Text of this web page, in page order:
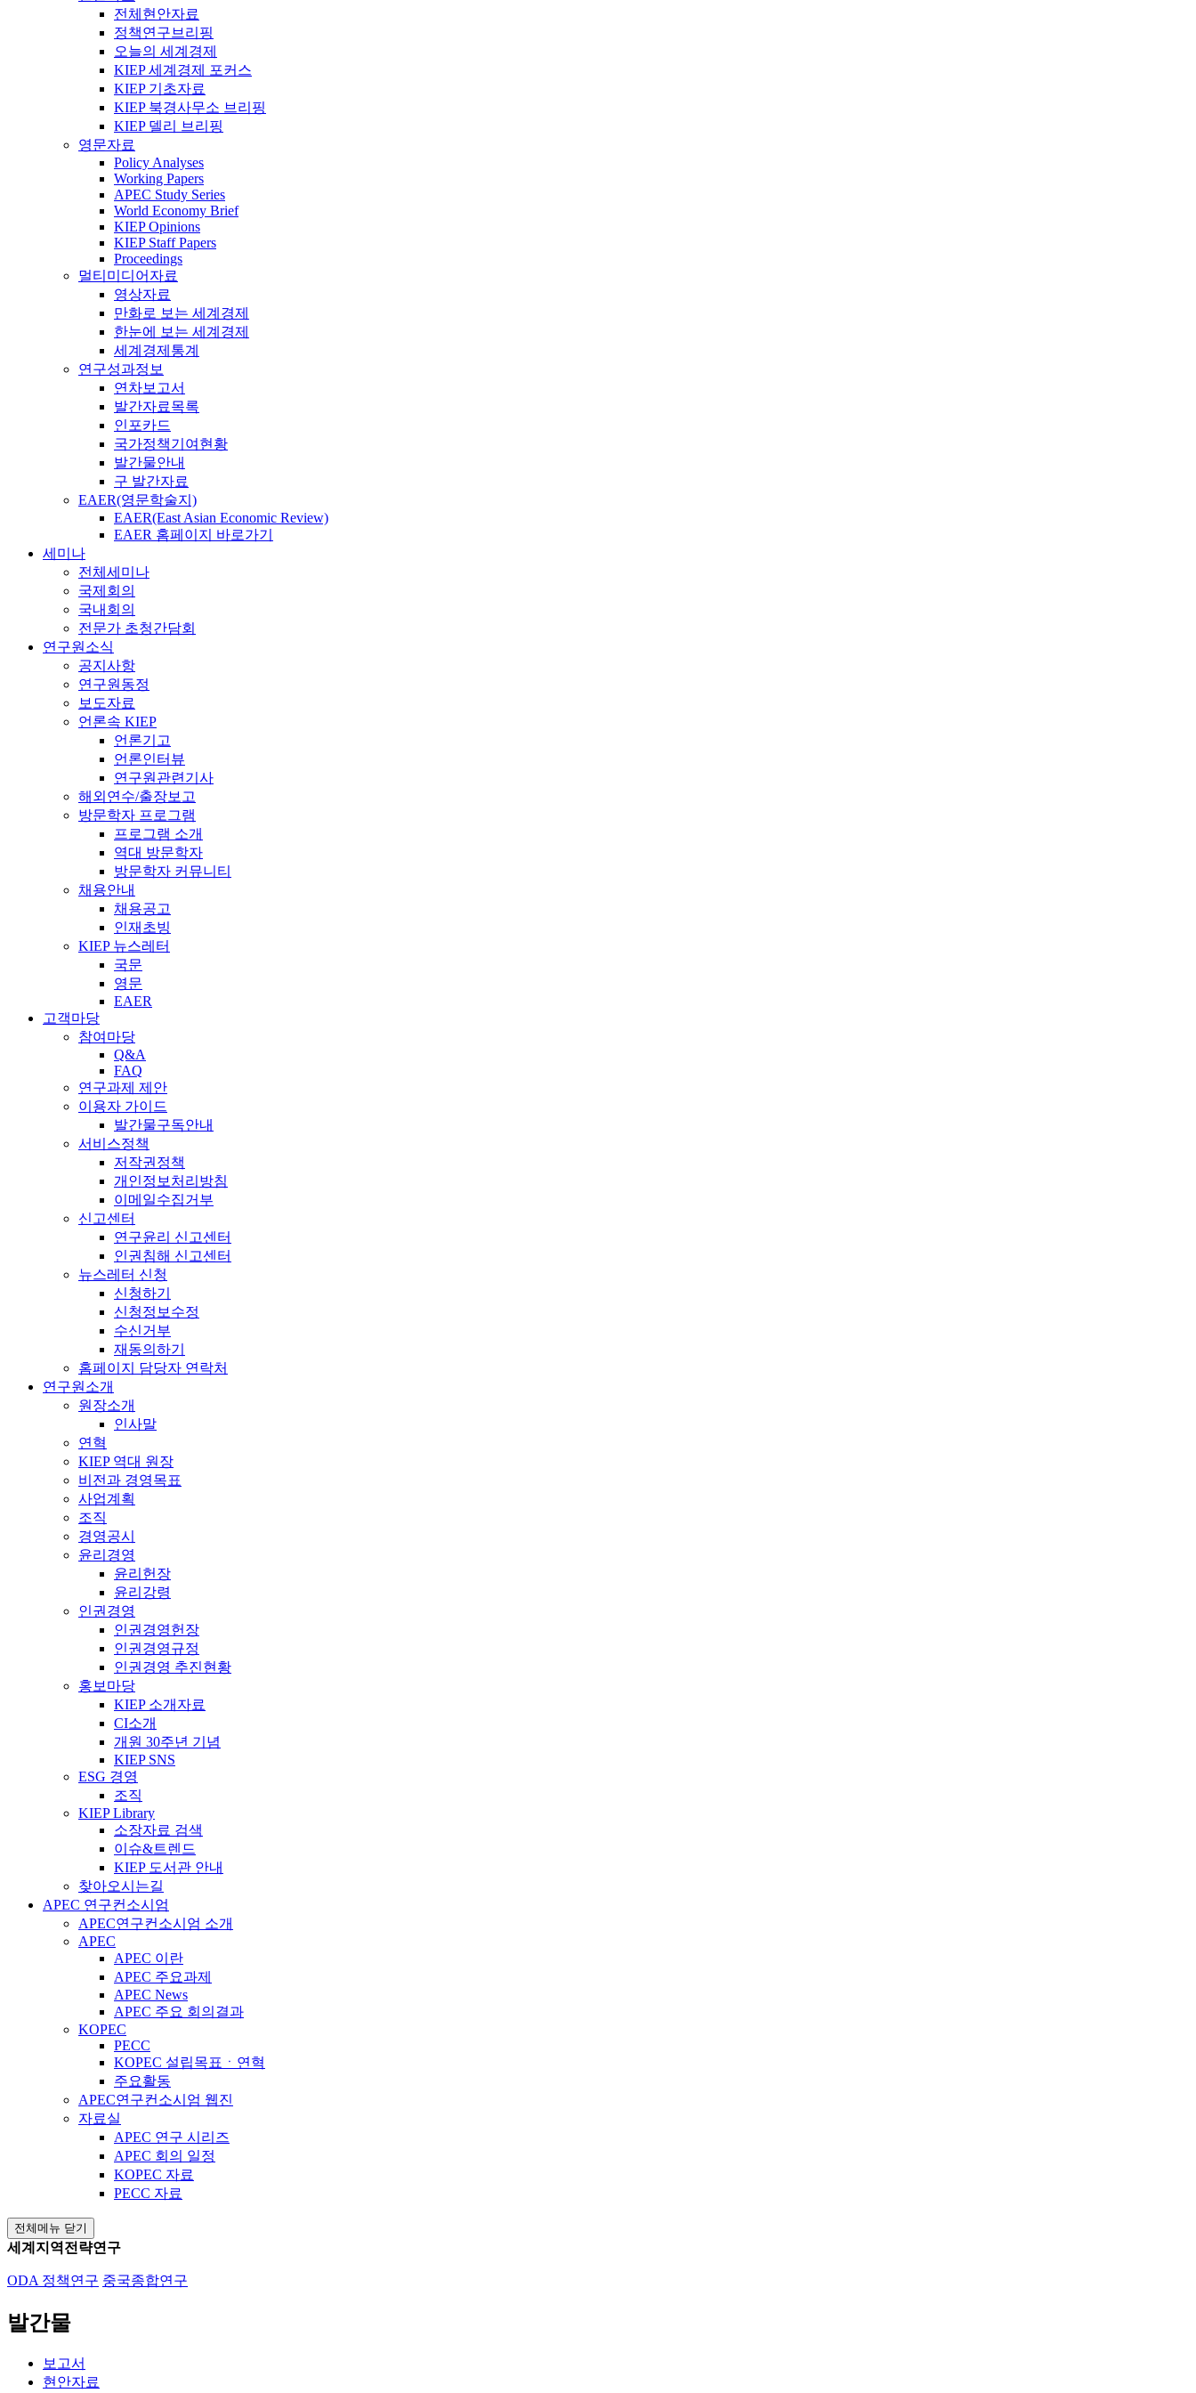
전체현안자료
정책연구브리핑
오늘의 세계경제
KIEP 세계경제 포커스
KIEP 기초자료
KIEP 북경사무소 브리핑
KIEP 델리 브리핑
영문자료
Policy Analyses
Working Papers
APEC Study Series
World Economy Brief
KIEP Opinions
KIEP Staff Papers
Proceedings
멀티미디어자료
영상자료
만화로 보는 세계경제
한눈에 보는 세계경제
세계경제통계
연구성과정보
연차보고서
발간자료목록
인포카드
국가정책기여현황
발간물안내
구 발간자료
EAER(영문학술지)
EAER(East Asian Economic Review)
EAER 홈페이지 바로가기
세미나
전체세미나
국제회의
국내회의
전문가 초청간담회
연구원소식
공지사항
연구원동정
보도자료
언론속 KIEP
언론기고
언론인터뷰
연구원관련기사
해외연수/출장보고
방문학자 프로그램
프로그램 소개
역대 방문학자
방문학자 커뮤니티
채용안내
채용공고
인재초빙
KIEP 뉴스레터
국문
영문
EAER
고객마당
참여마당
Q&A
FAQ
연구과제 제안
이용자 가이드
발간물구독안내
서비스정책
저작권정책
개인정보처리방침
이메일수집거부
신고센터
연구윤리 신고센터
인권침해 신고센터
뉴스레터 신청
신청하기
신청정보수정
수신거부
재동의하기
홈페이지 담당자 연락처
연구원소개
원장소개
인사말
연혁
KIEP 역대 원장
비전과 경영목표
사업계획
조직
경영공시
윤리경영
윤리헌장
윤리강령
인권경영
인권경영헌장
인권경영규정
인권경영 추진현황
홍보마당
KIEP 소개자료
CI소개
개원 30주년 기념
KIEP SNS
ESG 경영
조직
KIEP Library
소장자료 검색
이슈&트렌드
KIEP 도서관 안내
찾아오시는길
APEC 연구컨소시엄
APEC연구컨소시엄 소개
APEC
APEC 이란
APEC 주요과제
APEC News
APEC 주요 회의결과
KOPEC
PECC
KOPEC 설립목표ㆍ연혁
주요활동
APEC연구컨소시엄 웹진
자료실
APEC 연구 시리즈
APEC 회의 일정
KOPEC 자료
PECC 자료
전체메뉴 닫기
세계지역전략연구
ODA 정책연구 중국종합연구
발간물
보고서
현안자료